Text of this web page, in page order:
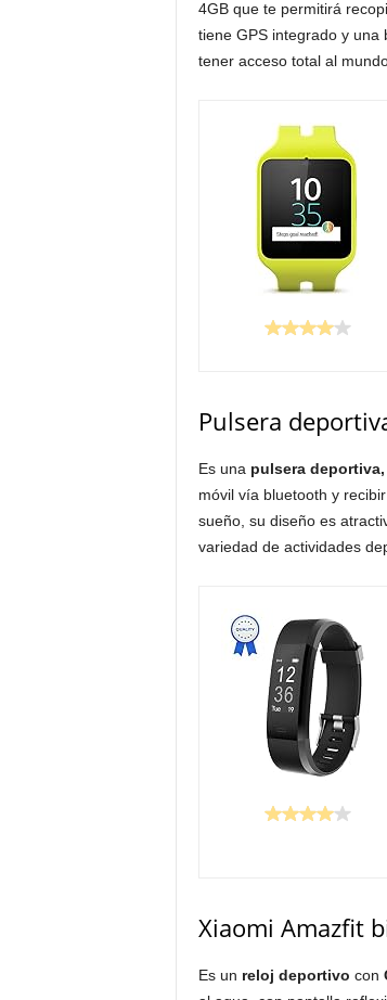
4GB que te permitirá
tiene GPS integrado y
tener acceso total al
Pulsera
Es una pulsera
móvil vía bluetooth y
sueño, su diseño es
variedad de actividades
Xiaomi Amazfit
Es un reloj deportivo con